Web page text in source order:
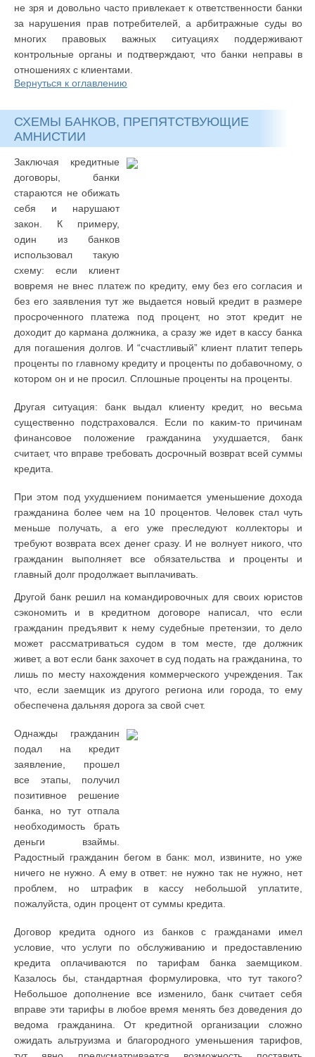
не зря и довольно часто привлекает к ответственности банки
за нарушения прав потребителей, а арбитражные суды во
многих правовых важных ситуациях поддерживают
контрольные органы и подтверждают, что банки неправы в
отношениях с клиентами.
Вернуться к оглавлению
СХЕМЫ БАНКОВ, ПРЕПЯТСТВУЮЩИЕ
АМНИСТИИ
Заключая кредитные
договоры, банки
стараются не обижать
себя и нарушают
закон. К примеру,
один из банков
использовал такую
схему: если клиент
вовремя не внес платеж по кредиту, ему без его согласия и
без его заявления тут же выдается новый кредит в размере
просроченного платежа под процент, но этот кредит не
доходит до кармана должника, а сразу же идет в кассу банка
для погашения долгов. И “счастливый” клиент платит теперь
проценты по главному кредиту и проценты по добавочному, о
котором он и не просил. Сплошные проценты на проценты.
Другая ситуация: банк выдал клиенту кредит, но весьма
существенно подстраховался. Если по каким-то причинам
финансовое положение гражданина ухудшается, банк
считает, что вправе требовать досрочный возврат всей суммы
кредита.
При этом под ухудшением понимается уменьшение дохода
гражданина более чем на 10 процентов. Человек стал чуть
меньше получать, а его уже преследуют коллекторы и
требуют возврата всех денег сразу. И не волнует никого, что
гражданин выполняет все обязательства и проценты и
главный долг продолжает выплачивать.
Другой банк решил на командировочных для своих юристов
сэкономить и в кредитном договоре написал, что если
гражданин предъявит к нему судебные претензии, то дело
может рассматриваться судом в том месте, где должник
живет, а вот если банк захочет в суд подать на гражданина, то
лишь по месту нахождения коммерческого учреждения. Так
что, если заемщик из другого региона или города, то ему
обеспечена дальняя дорога за свой счет.
Однажды гражданин
подал на кредит
заявление, прошел
все этапы, получил
позитивное решение
банка, но тут отпала
необходимость брать
деньги взаймы.
Радостный гражданин бегом в банк: мол, извините, но уже
ничего не нужно. А ему в ответ: не нужно так не нужно, нет
проблем, но штрафик в кассу небольшой уплатите,
пожалуйста, один процент от суммы кредита.
Договор кредита одного из банков с гражданами имел
условие, что услуги по обслуживанию и предоставлению
кредита оплачиваются по тарифам банка заемщиком.
Казалось бы, стандартная формулировка, что тут такого?
Небольшое дополнение все изменило, банк считает себя
вправе эти тарифы в любое время менять без доведения до
ведома гражданина. От кредитной организации сложно
ожидать альтруизма и благородного уменьшения тарифов,